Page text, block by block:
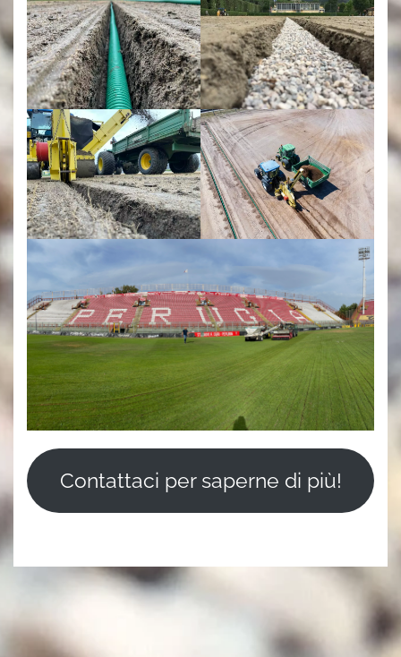
Contattaci per saperne di più!